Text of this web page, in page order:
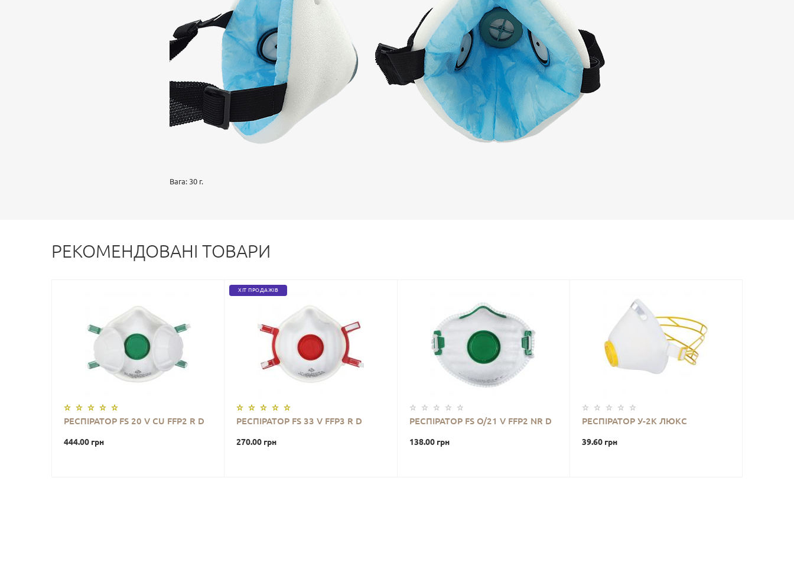
Вага: 30 г.
РЕКОМЕНДОВАНІ ТОВАРИ
РЕСПІРАТОР FS 20 V CU FFP2 R D
444.00 грн
ХІТ ПРОДАЖІВ
РЕСПІРАТОР FS 33 V FFP3 R D
270.00 грн
РЕСПІРАТОР FS O/21 V FFP2 NR D
138.00 грн
РЕСПІРАТОР У-2К ЛЮКС
39.60 грн